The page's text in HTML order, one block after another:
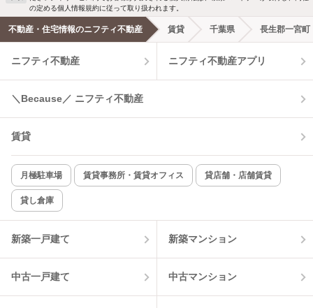
の定める個人情報規約に従って取り扱われます。
不動産・住宅情報のニフティ不動産 賃貸 千葉県 長生郡一宮町
ニフティ不動産 ニフティ不動産アプリ
＼Because／ ニフティ不動産
賃貸
月極駐車場 賃貸事務所・賃貸オフィス 貸店舗・店舗賃貸
貸し倉庫
新築一戸建て 新築マンション
中古一戸建て 中古マンション